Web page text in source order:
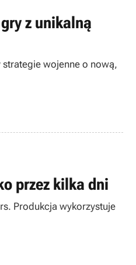
z unikalną
strategie wojenne o nową,
przez kilka dni
Produkcja wykorzystuje